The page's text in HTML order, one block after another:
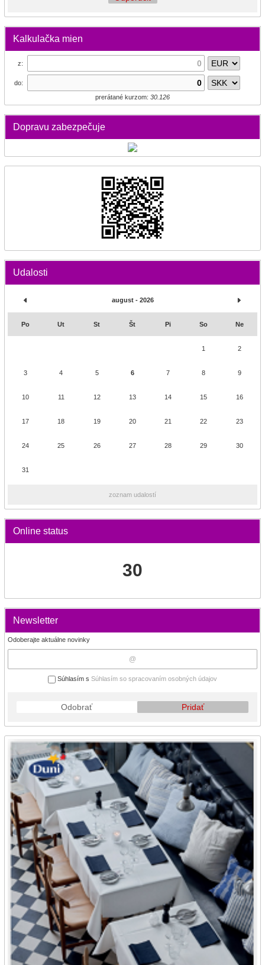
Kalkulačka mien
z:
do:
prerátané kurzom: 30.126
Dopravu zabezpečuje
Udalosti
august - 2026
Po Ut St Št Pi So Ne
1 2
3 4 5 6 7 8 9
10 11 12 13 14 15 16
17 18 19 20 21 22 23
24 25 26 27 28 29 30
31
zoznam udalostí
Online status
30
Newsletter
Odoberajte aktuálne novinky
Súhlasím s Súhlasím so spracovaním osobných údajov
Odobrať Pridať